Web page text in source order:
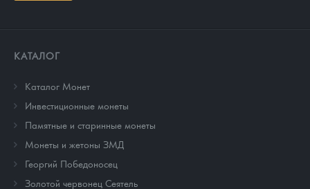
КАТАЛОГ
Каталог Монет
Инвестиционные монеты
Памятные и старинные монеты
Монеты и жетоны ЗМД
Георгий Победоносец
Золотой червонец Сеятель